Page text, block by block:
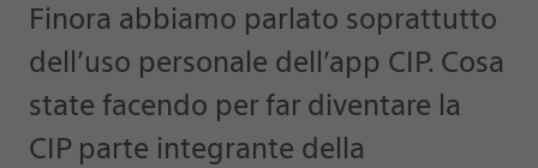
Finora abbiamo parlato soprattutto
dell’uso personale dell’app CIP. Cosa
state facendo per far diventare la
CIP parte integrante della